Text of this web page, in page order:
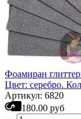
Фоамиран
Цвет: серебро.
Артикул: 6820
180.00 руб